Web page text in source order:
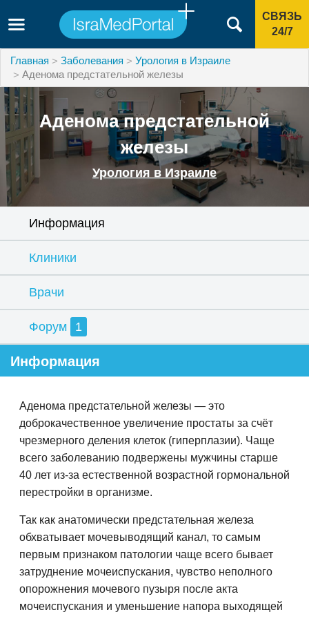
СВЯЗЬ
24/7
Главная Заболевания
Урология в Израиле
Аденома предстательной железы
Аденома предстательной
железы
Урология в Израиле
Информация
Клиники
Врачи
Форум 1
Информация
Аденома предстательной железы — это
доброкачественное увеличение простаты за счёт
чрезмерного деления клеток (гиперплазии). Чаще
всего заболеванию подвержены мужчины старше
40 лет из-за естественной возрастной гормональной
перестройки в организме.
Так как анатомически предстательная железа
обхватывает мочевыводящий канал, то самым
первым признаком патологии чаще всего бывает
затруднение мочеиспускания, чувство неполного
опорожнения мочевого пузыря после акта
мочеиспускания и уменьшение напора выходящей